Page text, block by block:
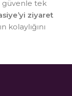
güvenle tek
ziyaret
kolaylığını